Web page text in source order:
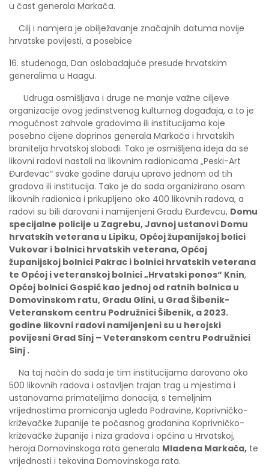
u čast generala Markača.
Cilj i namjera je obilježavanje značajnih datuma novije
hrvatske povijesti, a posebice
16. studenoga, Dan oslobađajuće presude hrvatskim
generalima u Haagu.
Udruga osmišljava i druge ne manje važne ciljeve
organizacije ovog jedinstvenog kulturnog događaja, a to je
mogućnost zahvale gradovima ili institucijama koje
posebno cijene doprinos generala Markača i hrvatskih
branitelja hrvatskoj slobodi. Tako je osmišljena ideja da se
likovni radovi nastali na likovnim radionicama „Peski-Art
Đurđevac“ svake godine daruju upravo jednom od tih
gradova ili institucija. Tako je do sada organizirano osam
likovnih radionica i prikupljeno oko 400 likovnih radova, a
radovi su bili darovani i namijenjeni Gradu Đurđevcu, Domu
specijalne policije u Zagrebu, Javnoj ustanovi Domu
hrvatskih veterana u Lipiku, Općoj županijskoj bolici
Vukovar i bolnici hrvatskih veterana, Općoj
županijskoj bolnici Pakrac i bolnici hrvatskih veterana
te Općoj i veteranskoj bolnici „Hrvatski ponos“ Knin,
Općoj bolnici Gospić kao jednoj od ratnih bolnica u
Domovinskom ratu, Gradu Glini, u Grad Šibenik-
Veteranskom centru Podružnici Šibenik, a 2023.
godine likovni radovi namijenjeni su u herojski
povijesni Grad Sinj – Veteranskom centru Podružnici
Sinj .
Na taj način do sada je tim institucijama darovano oko
500 likovnih radova i ostavljen trajan trag u mjestima i
ustanovama primateljima donacija, s temeljnim
vrijednostima promicanja ugleda Podravine, Koprivničko-
križevačke županije te počasnog građanina Koprivničko-
križevačke županije i niza gradova i općina u Hrvatskoj,
heroja Domovinskoga rata generala Mladena Markača, te
vrijednosti i tekovina Domovinskoga rata.